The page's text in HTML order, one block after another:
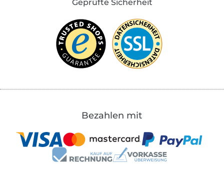
Geprüfte Sicherheit
Bezahlen mit